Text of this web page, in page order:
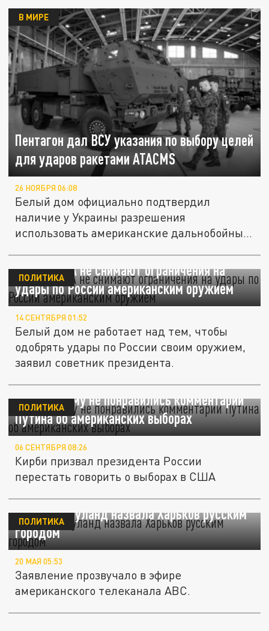
Пентагон дал ВСУ указания по выбору целей
для ударов ракетами ATACMS
В МИРЕ
26 НОЯБРЯ 06:08
Белый дом официально подтвердил
наличие у Украины разрешения
использовать американские дальнобойные
Кирби: США не снимают ограничения на
удары по России американским оружием
ПОЛИТИКА
14 СЕНТЯБРЯ 01:52
Белый дом не работает над тем, чтобы
одобрять удары по России своим оружием,
заявил советник президента.
Белому дому не понравились комментарии
Путина об американских выборах
ПОЛИТИКА
06 СЕНТЯБРЯ 08:26
Кирби призвал президента России
перестать говорить о выборах в США
Виктория Нуланд назвала Харьков русским
городом
ПОЛИТИКА
20 МАЯ 05:53
Заявление прозвучало в эфире
американского телеканала ABC.